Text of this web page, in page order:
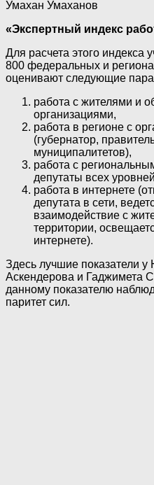
Умахан Умаханов
«Экспертный индекс
Для расчета этого индекса
800 федеральных и
оценивают следующие
работа с жителями и
организациями,
работа в регионе с
(губернатор,
муниципалитетов),
работа с
депутаты всех
работа в интернете
депутата в сети,
взаимодействие с
территории,
интернете).
Здесь лучшие показатели
Аскендерова и Гаджимета
данному показателю
паритет сил.